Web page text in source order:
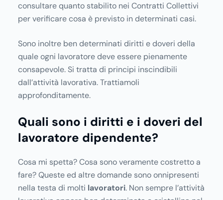
consultare quanto stabilito nei Contratti Collettivi
per verificare cosa è previsto in determinati casi.
Sono inoltre ben determinati diritti e doveri della
quale ogni lavoratore deve essere pienamente
consapevole. Si tratta di principi inscindibili
dall’attività lavorativa. Trattiamoli
approfonditamente.
Quali sono i diritti e i doveri del
lavoratore dipendente?
Cosa mi spetta? Cosa sono veramente costretto a
fare? Queste ed altre domande sono onnipresenti
nella testa di molti lavoratori. Non sempre l’attività